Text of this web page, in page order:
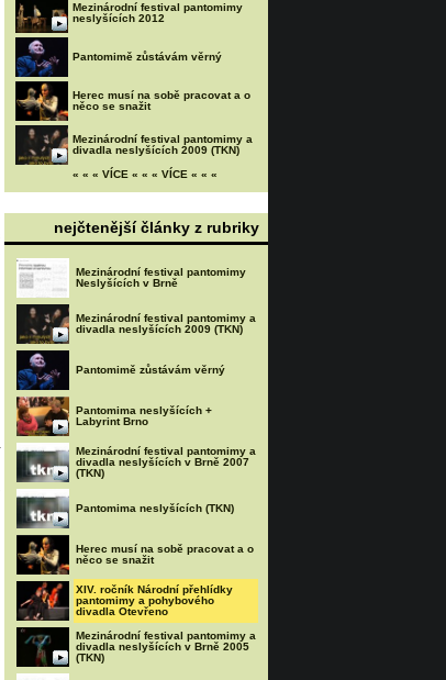
Mezinárodní festival pantomimy
neslyšících 2012
Pantomimě zůstávám věrný
Herec musí na sobě pracovat a o
něco se snažit
Mezinárodní festival pantomimy a
divadla neslyšících 2009 (TKN)
« « « VÍCE « « « VÍCE « « «
nejčtenější články z rubriky
Mezinárodní festival pantomimy
Neslyšících v Brně
Mezinárodní festival pantomimy a
divadla neslyšících 2009 (TKN)
Pantomimě zůstávám věrný
Pantomima neslyšících +
Labyrint Brno
Mezinárodní festival pantomimy a
divadla neslyšících v Brně 2007
(TKN)
Pantomima neslyšících (TKN)
Herec musí na sobě pracovat a o
něco se snažit
XIV. ročník Národní přehlídky
pantomimy a pohybového
divadla Otevřeno
Mezinárodní festival pantomimy a
divadla neslyšících v Brně 2005
(TKN)